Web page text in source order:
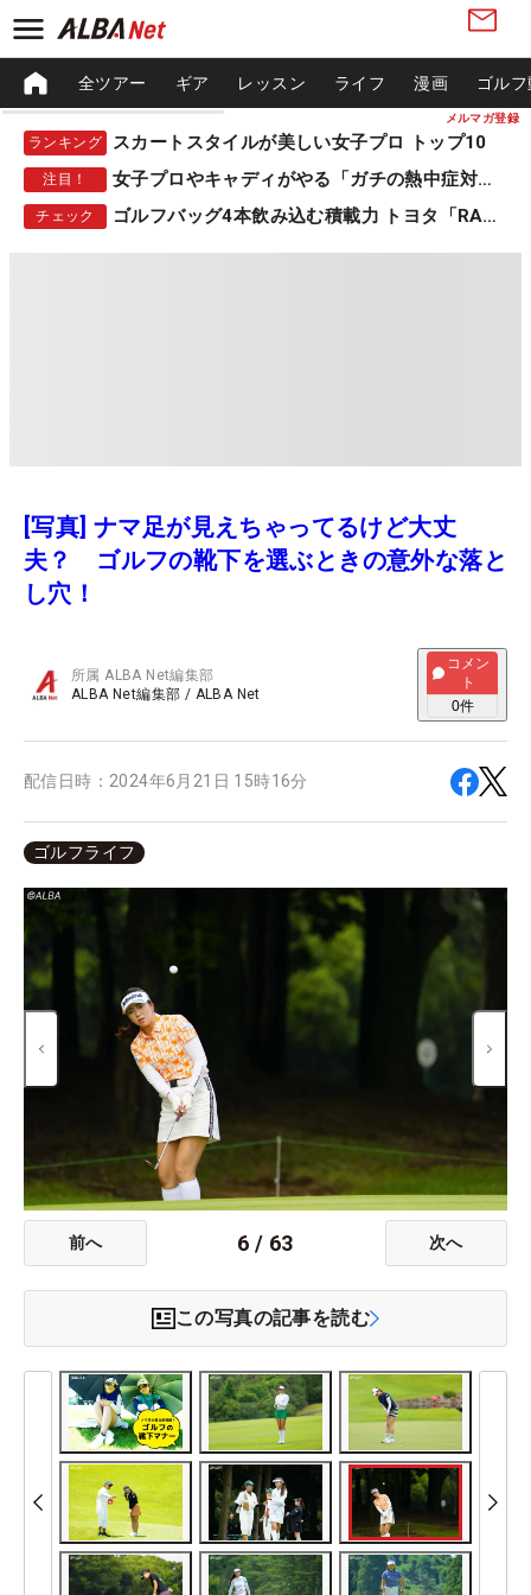
メルマガ登録
全ツアー ギア レッスン ライフ 漫画 ゴル
ランキング スカートスタイルが美しい女子プロ トップ10
注目！ 女子プロやキャディがやる「ガチの熱中症対策」
チェック ゴルフバッグ4本飲み込む積載力 トヨタ「RAV4」
[写真] ナマ足が見えちゃってるけど大丈
夫？ ゴルフの靴下を選ぶときの意外な落と
し穴！
所属ALBA Net編集部
ALBA Net編集部 / ALBA Net
コメン
ト
0件
配信日時： 2024年6月21日 15時16分
ゴルフライフ
前へ 6 / 63 次へ
この写真の記事を読む